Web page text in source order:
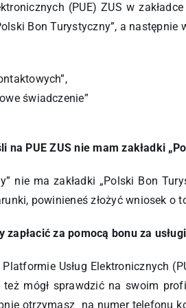
(PUE) ZUS w
Bon Turystyczny”, a następnie
świadczenie”
na PUE ZUS nie mam zakładki
nie ma zakładki „Polski Bon
powinieneś złożyć wniosek
zapłacić za pomocą bonu za
Usług Elektronicznych
też mógł sprawdzić na swoim
otrzymasz na numer telefonu